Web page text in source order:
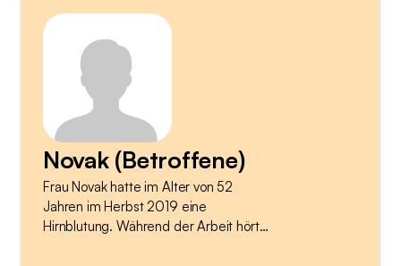
Novak (Betroffene)
Frau Novak hatte im Alter von 52
Jahren im Herbst 2019 eine
Hirnblutung. Während der Arbeit hörte